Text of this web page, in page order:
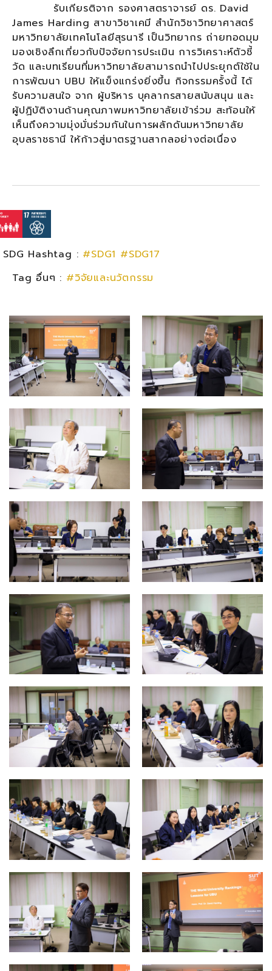
รับเกียรติจาก รองศาสตราจารย์ ดร. David
James Harding สาขาวิชาเคมี สำนักวิชาวิทยาศาสตร์
มหาวิทยาลัยเทคโนโลยีสุรนารี เป็นวิทยากร ถ่ายทอดมุม
มองเชิงลึกเกี่ยวกับปัจจัยการประเมิน การวิเคราะห์ตัวชี้
วัด และบทเรียนที่มหาวิทยาลัยสามารถนำไปประยุกต์ใช้ใน
การพัฒนา UBU ให้แข็งแกร่งยิ่งขึ้น กิจกรรมครั้งนี้ ได้
รับความสนใจ จาก ผู้บริหาร บุคลากรสายสนับสนุน และ
ผู้ปฏิบัติงานด้านคุณภาพมหาวิทยาลัยเข้าร่วม สะท้อนให้
เห็นถึงความมุ่งมั่นร่วมกันในการผลักดันมหาวิทยาลัย
อุบลราชธานี ให้ก้าวสู่มาตรฐานสากลอย่างต่อเนื่อง
SDG Hashtag : #SDG1 #SDG17
Tag อื่นๆ : #วิจัยและนวัตกรรม